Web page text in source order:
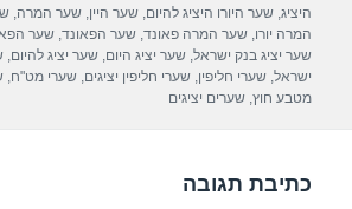
b
o
o
היציג,שער היורו היציג להיום,שער היין,שער המרה,
המרה יורו,שער המרה פאונד,שער הפאונד,שער
שער יציג בנק ישראל,שער יציג היום,שער יציג להיום,
ישראל,שערי חליפין,שערי חליפין יציגים,שערי מט"ח,
מטבע חוץ,שערים יציגים
כתיבת תגובה